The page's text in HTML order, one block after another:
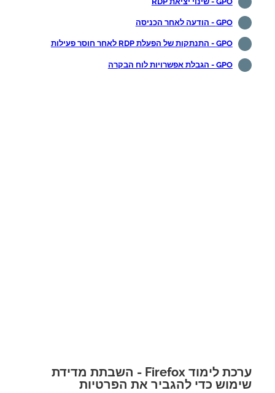
GPO - הודעה לאחר הכניסה
GPO - התנתקות של הפעלת RDP לאחר חוסר פעילות
GPO - הגבלת אפשרויות לוח הבקרה
ערכת לימוד Firefox - השבתת מדידת
כדי להגביר את הפרטיות